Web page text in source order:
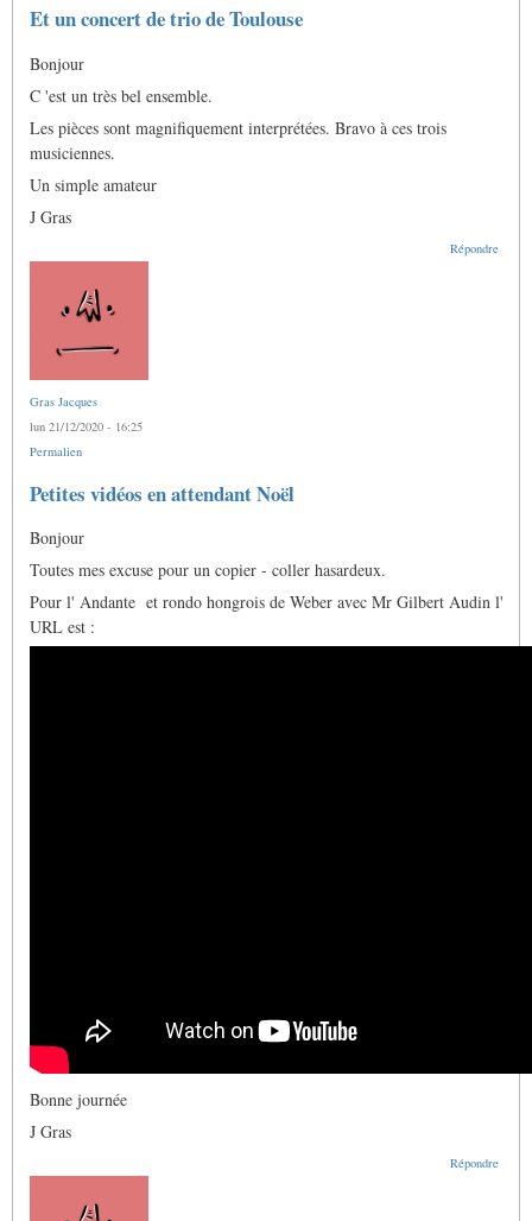
En
réponse
et
concert
trio
de…
Marc
Et un concert de trio de Toulouse
Bonjour
C 'est un très bel ensemble.
Les pièces sont magnifiquement interprétées. Bravo à ces trois
musiciennes.
Un simple amateur
J Gras
Répondre
Gras Jacques
lun 21/12/2020 - 16:25
Permalien
Petites vidéos en attendant Noël
Bonjour
Toutes mes excuse pour un copier - coller hasardeux.
Pour l' Andante et rondo hongrois de Weber avec Mr Gilbert Audin l'
URL est :
Bonne journée
J Gras
Répondre